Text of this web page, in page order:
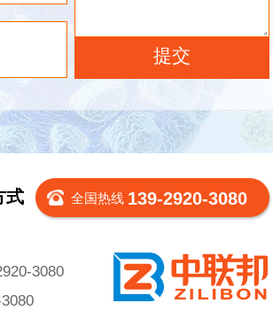
式 全国热线 139-2920-3080
3080